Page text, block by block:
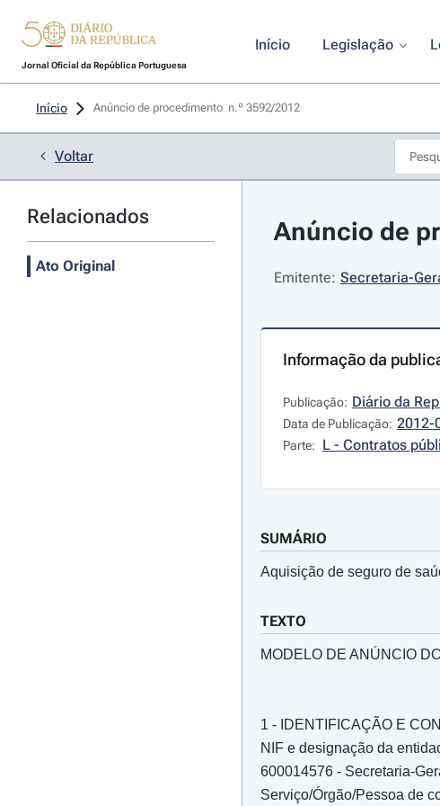
Jornal Oficial da República Portuguesa
Início Legislação
Início Anúncio de procedimento  n.º 3592/2012
Voltar
Relacionados
Ato Original
Anúncio de
Emitente: Secretaria-
Informação da
Publicação: Diário da
Data de Publicação: 2012-
Parte: L - Contratos
SUMÁRIO
Aquisição de seguro de
TEXTO
MODELO DE ANÚNCIO
1 - IDENTIFICAÇÃO E
NIF e designação da
600014576 - Secretaria-
Serviço/Órgão/Pessoa de